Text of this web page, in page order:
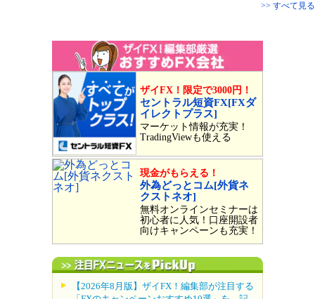
>> すべて見る
ザイFX！限定で3000円！
セントラル短資FX[FXダ
イレクトプラス]
マーケット情報が充実！
TradingViewも使える
現金がもらえる！
外為どっとコム[外貨ネ
クストネオ]
無料オンラインセミナーは
初心者に人気！口座開設者
向けキャンペーンも充実！
【2026年8月版】ザイFX！編集部が注目する